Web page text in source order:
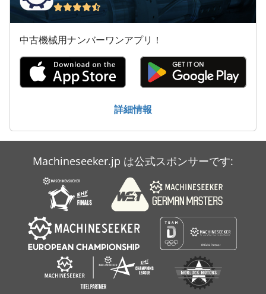
送風機
食品包装機
中古機械用ナンバーワンアプリ！
詳細情報
Machineseeker.jp は公式スポンサーです: